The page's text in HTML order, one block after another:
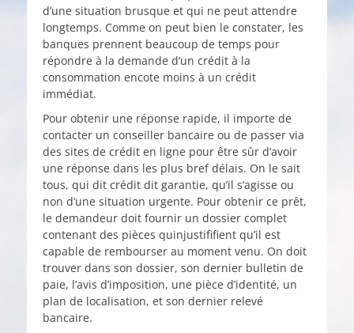
d’une situation brusque et qui ne peut attendre
longtemps. Comme on peut bien le constater, les
banques prennent beaucoup de temps pour
répondre à la demande d’un crédit à la
consommation encote moins à un crédit
immédiat.
Pour obtenir une réponse rapide, il importe de
contacter un conseiller bancaire ou de passer via
des sites de crédit en ligne pour être sûr d’avoir
une réponse dans les plus bref délais. On le sait
tous, qui dit crédit dit garantie, qu’il s’agisse ou
non d’une situation urgente. Pour obtenir ce prêt,
le demandeur doit fournir un dossier complet
contenant des pièces quinjustififient qu’il est
capable de rembourser au moment venu. On doit
trouver dans son dossier, son dernier bulletin de
paie, l’avis d’imposition, une pièce d’identité, un
plan de localisation, et son dernier relevé
bancaire.